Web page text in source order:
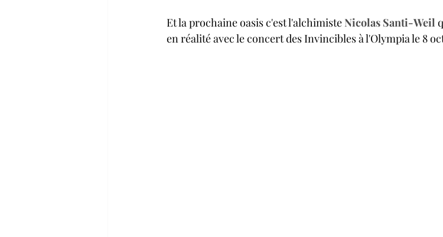
Et la prochaine oasis c'est l'alchimiste Nicolas Santi-Weil
en réalité avec le concert des Invincibles à l'Olympia le 8